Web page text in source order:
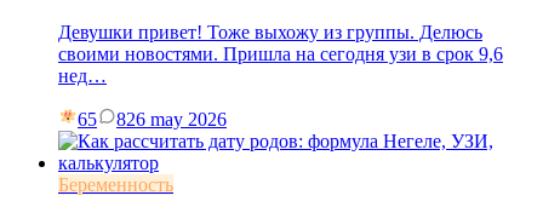
Девушки привет! Тоже выхожу из группы. Делюсь
своими новостями. Пришла на сегодня узи в срок 9,6
нед…
65 826 may 2026
Беременность